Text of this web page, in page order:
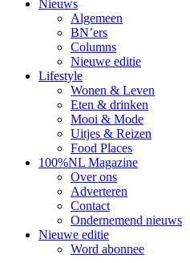
Nieuws
Algemeen
BN’ers
Columns
Nieuwe editie
Lifestyle
Wonen & Leven
Eten & drinken
Mooi & Mode
Uitjes & Reizen
Food Places
100%NL Magazine
Over ons
Adverteren
Contact
Ondernemend nieuws
Nieuwe editie
Word abonnee